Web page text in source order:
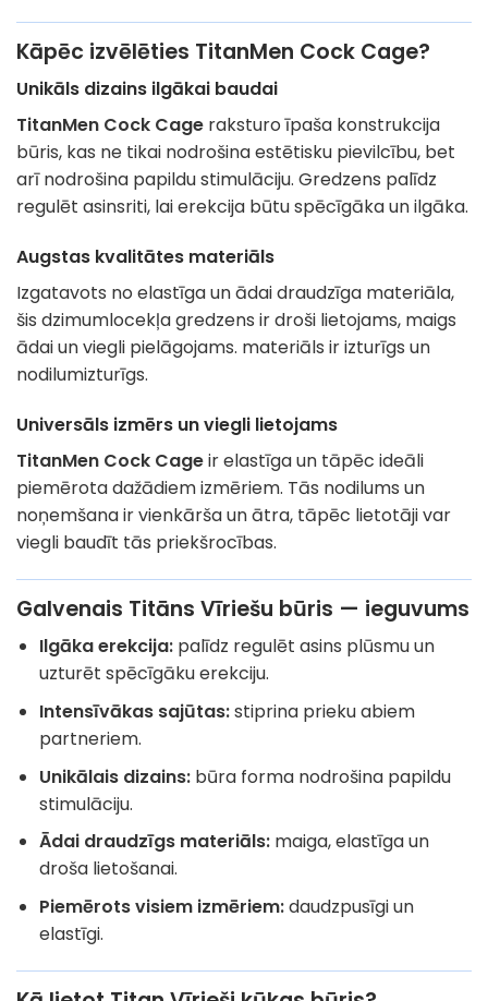
Kāpēc izvēlēties TitanMen Cock Cage?
Unikāls dizains ilgākai baudai
TitanMen Cock Cage raksturo īpaša konstrukcija
būris, kas ne tikai nodrošina estētisku pievilcību, bet
arī nodrošina papildu stimulāciju. Gredzens palīdz
regulēt asinsriti, lai erekcija būtu spēcīgāka un ilgāka.
Augstas kvalitātes materiāls
Izgatavots no elastīga un ādai draudzīga materiāla,
šis dzimumlocekļa gredzens ir droši lietojams, maigs
ādai un viegli pielāgojams. materiāls ir izturīgs un
nodilumizturīgs.
Universāls izmērs un viegli lietojams
TitanMen Cock Cageir elastīga un tāpēc ideāli
piemērota dažādiem izmēriem. Tās nodilums un
noņemšana ir vienkārša un ātra, tāpēc lietotāji var
viegli baudīt tās priekšrocības.
Galvenais Titāns Vīriešu būris — ieguvums
Ilgāka erekcija:palīdz regulēt asins plūsmu un
uzturēt spēcīgāku erekciju.
Intensīvākas sajūtas:stiprina prieku abiem
partneriem.
Unikālais dizains:būra forma nodrošina papildu
stimulāciju.
Ādai draudzīgs materiāls:maiga, elastīga un
droša lietošanai.
Piemērots visiem izmēriem:daudzpusīgi un
elastīgi.